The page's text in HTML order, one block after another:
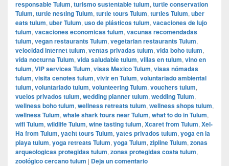
responsable Tulum, turismo sustentable tulum, turtle conservation
Tulum, turtle nesting Tulum, turtle tours Tulum, turtles Tulum, uber
eats tulum, uber Tulum, uso de plásticos tulum, vacaciones de lujo
tulum, vacaciones economicas tulum, vacunas recomendadas
tulum, vegan restaurants Tulum, vegetarian restaurants Tulum,
velocidad internet tulum, ventas privadas tulum, vida boho tulum,
vida nocturna Tulum, vida saludable tulum, villas en tulum, vino en
tulum, VIP services Tulum, visas Mexico Tulum, visas nómadas
tulum, visita cenotes tulum, vivir en Tulum, voluntariado ambiental
tulum, voluntariado tulum, volunteering Tulum, vouchers tulum,
vuelos privados tulum, wedding planner tulum, wedding Tulum,
wellness boho tulum, wellness retreats tulum, wellness shops tulum,
wellness Tulum, whale shark tours near Tulum, what to do in Tulum,
wifi Tulum, wildlife Tulum, wine tasting tulum, Xcaret from Tulum, Xel-
Ha from Tulum, yacht tours Tulum, yates privados tulum, yoga en la
playa tulum, yoga retreats Tulum, yoga Tulum, zipline Tulum, zonas
arqueologicas protegidas tulum, zonas protegidas costa tulum,
zoológico cercano tulum | Deja un comentario